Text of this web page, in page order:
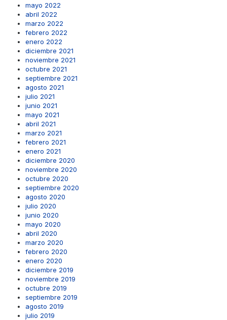
mayo 2022
abril 2022
marzo 2022
febrero 2022
enero 2022
diciembre 2021
noviembre 2021
octubre 2021
septiembre 2021
agosto 2021
julio 2021
junio 2021
mayo 2021
abril 2021
marzo 2021
febrero 2021
enero 2021
diciembre 2020
noviembre 2020
octubre 2020
septiembre 2020
agosto 2020
julio 2020
junio 2020
mayo 2020
abril 2020
marzo 2020
febrero 2020
enero 2020
diciembre 2019
noviembre 2019
octubre 2019
septiembre 2019
agosto 2019
julio 2019